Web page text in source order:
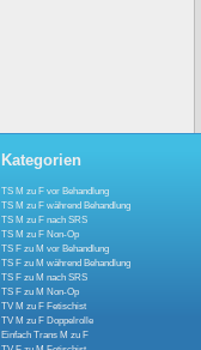
Kategorien
TS M zu F vor Behandlung
TS M zu F während Behandlung
TS M zu F nach SRS
TS M zu F Non-Op
TS F zu M vor Behandlung
TS F zu M während Behandlung
TS F zu M nach SRS
TS F zu M Non-Op
TV M zu F Fetischist
TV M zu F Doppelrolle
Einfach Trans M zu F